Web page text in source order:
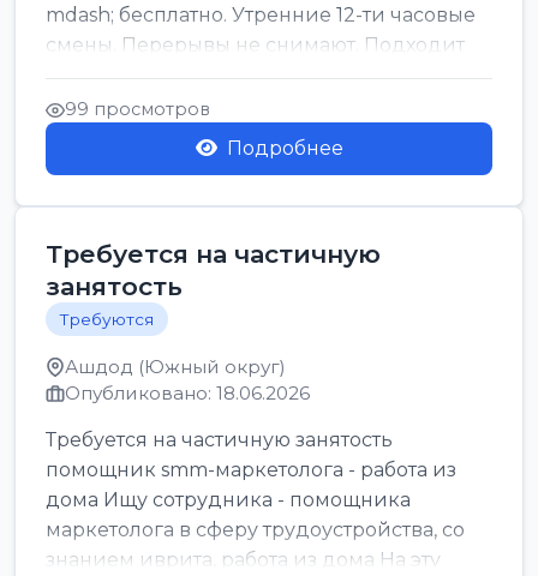
mdash; бесплатно. Утренние 12-ти часовые
смены. Перерывы не снимают. Подходит
для всех...
99 просмотров
Подробнее
Требуется на частичную
занятость
Требуются
Ашдод (Южный округ)
Опубликовано: 18.06.2026
Требуется на частичную занятость
помощник smm-маркетолога - работа из
дома Ищу сотрудника - помощника
маркетолога в сферу трудоустройства, со
знанием иврита, работа из дома На эту